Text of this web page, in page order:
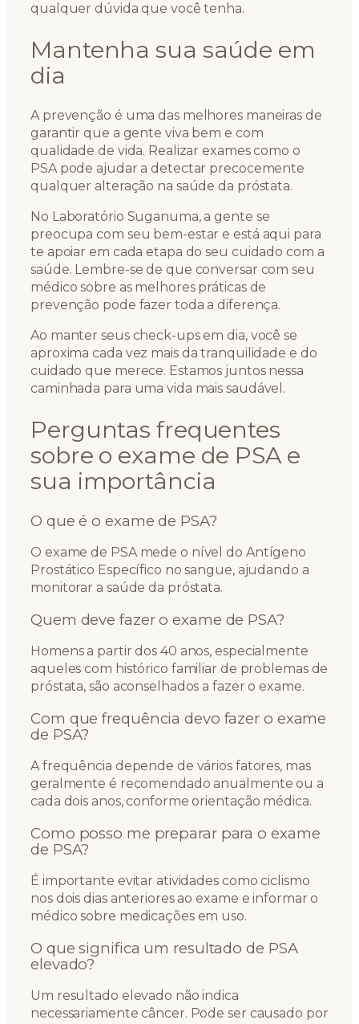
qualquer dúvida que você tenha.
Mantenha sua saúde em
dia
A prevenção é uma das melhores maneiras de
garantir que a gente viva bem e com
qualidade de vida. Realizar exames como o
PSA pode ajudar a detectar precocemente
qualquer alteração na saúde da próstata.
No Laboratório Suganuma, a gente se
preocupa com seu bem-estar e está aqui para
te apoiar em cada etapa do seu cuidado com a
saúde. Lembre-se de que conversar com seu
médico sobre as melhores práticas de
prevenção pode fazer toda a diferença.
Ao manter seus check-ups em dia, você se
aproxima cada vez mais da tranquilidade e do
cuidado que merece. Estamos juntos nessa
caminhada para uma vida mais saudável.
Perguntas frequentes
sobre o exame de PSA e
sua importância
O que é o exame de PSA?
O exame de PSA mede o nível do Antígeno
Prostático Específico no sangue, ajudando a
monitorar a saúde da próstata.
Quem deve fazer o exame de PSA?
Homens a partir dos 40 anos, especialmente
aqueles com histórico familiar de problemas de
próstata, são aconselhados a fazer o exame.
Com que frequência devo fazer o exame
de PSA?
A frequência depende de vários fatores, mas
geralmente é recomendado anualmente ou a
cada dois anos, conforme orientação médica.
Como posso me preparar para o exame
de PSA?
É importante evitar atividades como ciclismo
nos dois dias anteriores ao exame e informar o
médico sobre medicações em uso.
O que significa um resultado de PSA
elevado?
Um resultado elevado não indica
necessariamente câncer. Pode ser causado por